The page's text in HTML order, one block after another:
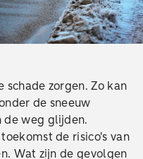
zorgen. Zo kan
de sneeuw
de weg glijden.
de risico's van
Wat zijn de gevolgen